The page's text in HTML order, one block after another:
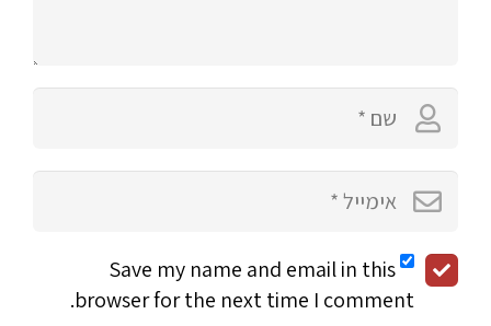
Save my name and email in this
browser for the next time I comment.